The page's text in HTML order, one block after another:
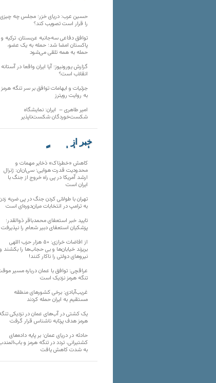
حسین عرب: دریای خزر؛ مجلس چه چیزی
را قرار است تصویب کند؟
توافق دفاعی سه‌جانبه عربستان، ترکیه و
پاکستان امضا شد؛ حمله به یک عضو،
حمله به همه تلقی می‌شود
گزارش یورونیوز؛ آیا ایران واقعا در آستانه
انقلاب است؟
جزئیات و ابهامات توافق بر سر تنگه هرمز
به روایت رویترز
امیر طاهری – ایران: نمایشگاه
شکست‌خوردگان شکست‌ناپذیر
خبر از
تارنماهای دیگر
کاهش «خطرناک» ذخایر مهمات و
محدودیت قدرت هوایی؛ سی‌ان‌ان: ژنرال
ارشد آمریکا در پی راه خروج از جنگ با
ایران است
تهران با طولانی کردن جنگ در پی ضربه
به ترامپ در انتخابات میان‌دوره‌ای است
تایید خبر استعفای محمدباقر ذوالقدر؛
پزشکیان استعفای دبیر شعام را نپذیرفت
از افاضات خرازی: ۵۰ هزار حزب اللهی
بریزند خیابان‌ها و بی حجاب‌ها را بکشند و
نیرو‌های دولتی را ناکار کنند!
عراقچی: توافق با عمان درباره مسیر
تنگه هرمز نزدیک است
غریب‌آبادی: برخی کشورهای منطقه
مستقیم به ایران حمله کردند
یک کشتی در آب‌های عمان در نزدیکی
هرمز هدف پرتابه ناشناس قرار گرفت
حادثه در دریای عمان؛ بر پایه داده‌های
کشتیرانی، تردد در تنگه هرمز و
به شدت کاهش یافت